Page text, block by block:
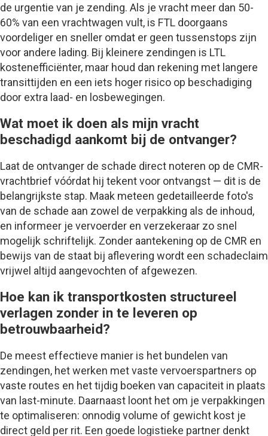
de urgentie van je zending. Als je vracht meer dan 50-
60% van een vrachtwagen vult, is FTL doorgaans
voordeliger en sneller omdat er geen tussenstops zijn
voor andere lading. Bij kleinere zendingen is LTL
kostenefficiënter, maar houd dan rekening met langere
transittijden en een iets hoger risico op beschadiging
door extra laad- en losbewegingen.
Wat moet ik doen als mijn vracht
beschadigd aankomt bij de ontvanger?
Laat de ontvanger de schade direct noteren op de CMR-
vrachtbrief vóórdat hij tekent voor ontvangst — dit is de
belangrijkste stap. Maak meteen gedetailleerde foto's
van de schade aan zowel de verpakking als de inhoud,
en informeer je vervoerder en verzekeraar zo snel
mogelijk schriftelijk. Zonder aantekening op de CMR en
bewijs van de staat bij aflevering wordt een schadeclaim
vrijwel altijd aangevochten of afgewezen.
Hoe kan ik transportkosten structureel
verlagen zonder in te leveren op
betrouwbaarheid?
De meest effectieve manier is het bundelen van
zendingen, het werken met vaste vervoerspartners op
vaste routes en het tijdig boeken van capaciteit in plaats
van last-minute. Daarnaast loont het om je verpakkingen
te optimaliseren: onnodig volume of gewicht kost je
direct geld per rit. Een goede logistieke partner denkt